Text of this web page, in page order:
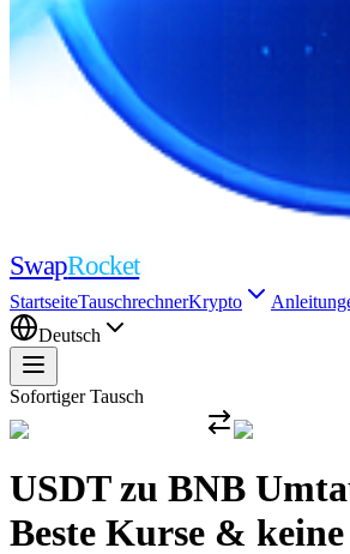
SwapRocket
StartseiteTauschrechnerKrypto
Deutsch
Sofortiger Tausch
USDT zu BNB
Beste Kurse &